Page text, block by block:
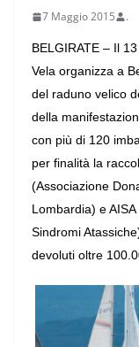
7 Maggio 2015 .
BELGIRATE – Il
Vela organizza a
del raduno velico
della
con più di 120
per finalità la
(Associazione
Lombardia) e
Sindromi
devoluti oltre